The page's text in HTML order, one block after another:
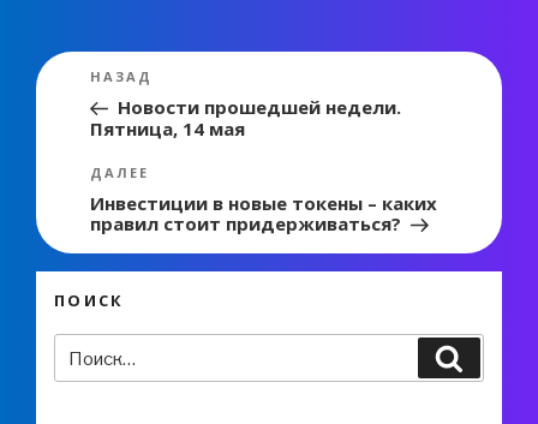
Навигация
записям
Предыдущая
запись:
НАЗАД
Новости прошедшей недели.
Пятница, 14 мая
Следующая
запись
ДАЛЕЕ
Инвестиции в новые токены – каких
правил стоит придерживаться?
ПОИСК
Искать: